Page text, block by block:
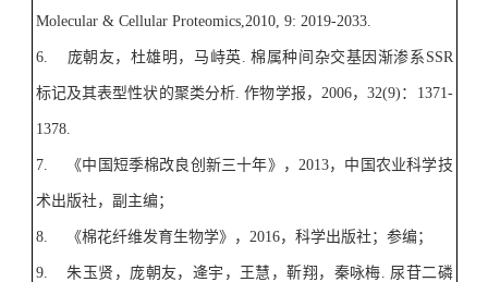
Molecular & Cellular Proteomics,2010, 9: 2019-2033.
6. 庞朝友，杜雄明，马峙英 .棉属种间杂交基因渐渗系 SSR
标记及其表型性状的聚类分析 .作物学报， 2006，32(9) ： 1371-
1378.
7. 《中国短季棉改良创新三十年》， 2013，中国农业科学技
术出版社，副主编；
8. 《棉花纤维发育生物学》， 2016，科学出版社；参编；
9. 朱玉贤，庞朝友，逄宇，王慧，靳翔，秦咏梅 尿苷二磷